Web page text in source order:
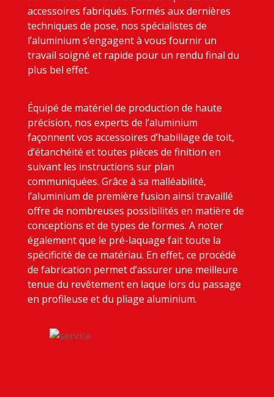
accessoires fabriqués. Formés aux dernières
techniques de pose, nos spécialistes de
l’aluminium s’engagent à vous fournir un
travail soigné et rapide pour un rendu final du
plus bel effet.
Équipé de matériel de production de haute
précision, nos experts de l’aluminium
façonnent vos accessoires d’habillage de toit,
d’étanchéité et toutes pièces de finition en
suivant les instructions sur plan
communiquées. Grâce à sa malléabilité,
l’aluminium de première fusion ainsi travaillé
offre de nombreuses possibilités en matière de
conceptions et de types de formes. A noter
également que le pré-laquage fait toute la
spécificité de ce matériau. En effet, ce procédé
de fabrication permet d’assurer une meilleure
tenue du revêtement en laque lors du passage
en profileuse et du pliage aluminium.